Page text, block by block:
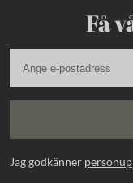
Få
Jag godkänner